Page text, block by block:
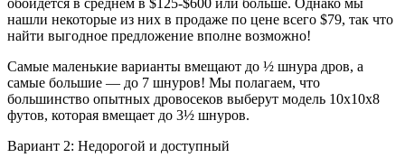
обойдется в среднем в $125-$600 или больше. Однако мы
нашли некоторые из них в продаже по цене всего $79, так что
найти выгодное предложение вполне возможно!
Самые маленькие варианты вмещают до ½ шнура дров, а
самые большие — до 7 шнуров! Мы полагаем, что
большинство опытных дровосеков выберут модель 10x10x8
футов, которая вмещает до 3½ шнуров.
Вариант 2: Недорогой и доступный